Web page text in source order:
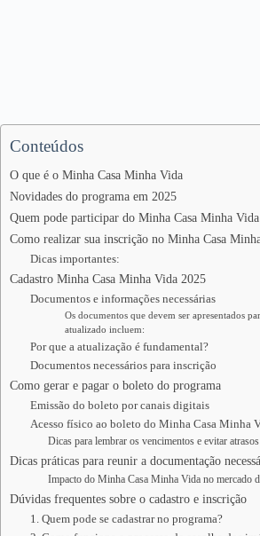
Conteúdos
O que é o Minha Casa Minha Vida
Novidades do programa em 2025
Quem pode participar do Minha Casa Minha Vida
Como realizar sua inscrição no Minha Casa
Dicas importantes:
Cadastro Minha Casa Minha Vida 2025
Documentos e informações necessárias
Os documentos que devem ser apresentados
atualizado incluem:
Por que a atualização é fundamental?
Documentos necessários para inscrição
Como gerar e pagar o boleto do programa
Emissão do boleto por canais digitais
Acesso físico ao boleto do Minha Casa Minha
Dicas para lembrar os vencimentos e evitar atrasos
Dicas práticas para reunir a documentação
Impacto do Minha Casa Minha Vida no mercado
Dúvidas frequentes sobre o cadastro e inscrição
1. Quem pode se cadastrar no programa?